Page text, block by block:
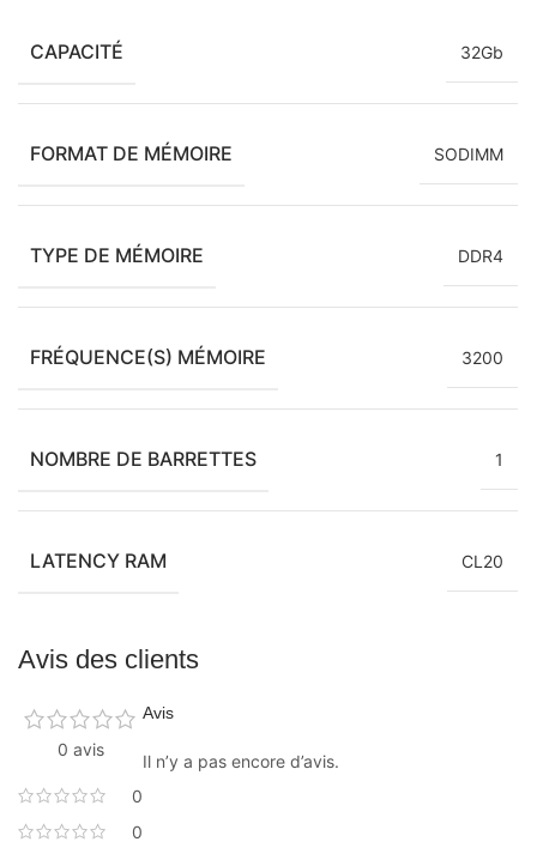
CAPACITÉ 32Gb
FORMAT DE MÉMOIRE SODIMM
TYPE DE MÉMOIRE DDR4
FRÉQUENCE(S) MÉMOIRE 3200
NOMBRE DE BARRETTES 1
LATENCY RAM CL20
Avis des clients
0 avis
0
0
Avis
Il n’y a pas encore d’avis.